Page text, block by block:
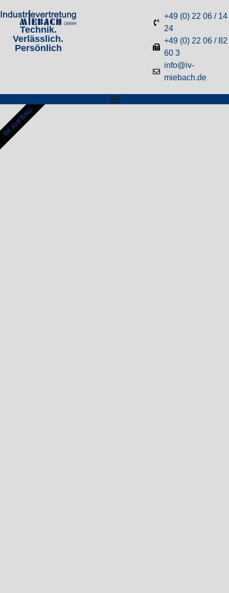
Technik.
Verlässlich.
Persönlich
+49 (0) 22 06 / 14
24
+49 (0) 22 06 / 82
60 3
info@iv-
miebach.de
IM AUFBAU